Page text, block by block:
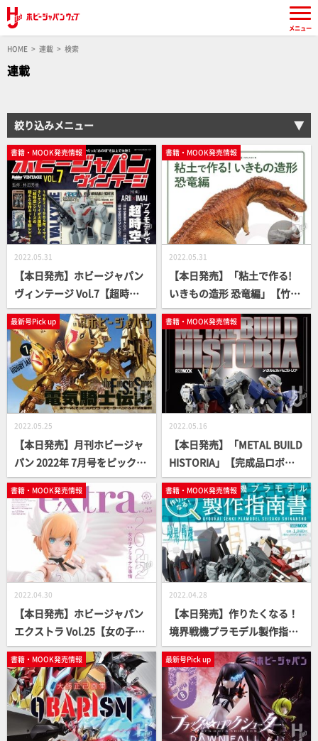
HOME 連載 検索
連載
絞り込みメニュー
書籍・MOOK発売情報
2022.05.31
【本日発売】ホビージャパン
ヴィンテージ Vol.7【超時空
シリーズ】
書籍・MOOK発売情報
2022.05.31
【本日発売】「粘土で作る!
いきもの造形 恐竜編」【竹内
しんぜん】
最新号Pick up
2022.05.25
【本日発売】月刊ホビージャ
パン 2022年 7月号をピックア
ップ！
書籍・MOOK発売情報
2022.05.16
【本日発売】「METAL BUILD
HISTORIA」【完成品ロボッ
トトイ】
書籍・MOOK発売情報
2022.04.30
【本日発売】ホビージャパン
エクストラ Vol.25【女の子プ
ラモ】
書籍・MOOK発売情報
2022.04.28
【本日発売】作りたくなる！
境界戦機プラモデル製作指南
書【模型オリジナル作例製作
法】
書籍・MOOK発売情報 最新号Pick up
メニュー